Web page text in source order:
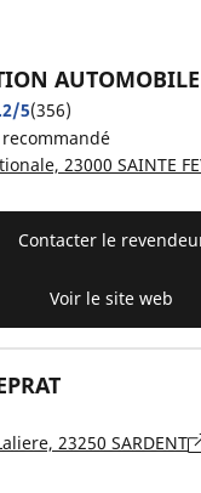
AUTOMOBILE
5(356)
23000 SAINTE
Contacter le
Voir le site web
23250 SARDENT